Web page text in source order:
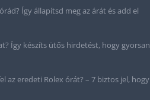
Így állapítsd meg az árát és add el
Így készíts ütős hirdetést, hogy gyorsan
az eredeti Rolex órát? – 7 biztos jel, hogy